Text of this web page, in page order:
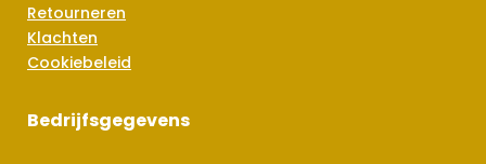
Retourneren
Klachten
Cookiebeleid
Bedrijfsgegevens